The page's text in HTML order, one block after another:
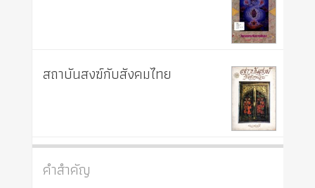
สถาบันสงฆ์กับสังคมไทย
คำสำคัญ